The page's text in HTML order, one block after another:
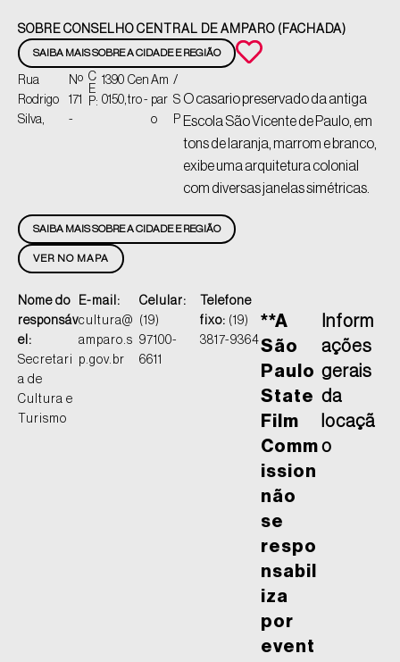
SOBRE CONSELHO CENTRAL DE AMPARO (FACHADA)
SAIBA MAIS SOBRE A CIDADE E REGIÃO
Rua
Rodrigo
Silva,
Nº
171
-
C
E
P:
1390
0150,
Cen
tro -
Am
par
o
/
S
P
O casario preservado da antiga
Escola São Vicente de Paulo, em
tons de laranja, marrom e branco,
exibe uma arquitetura colonial
com diversas janelas simétricas.
VER NO MAPA
SAIBA MAIS SOBRE A CIDADE E REGIÃO
Nome do
responsáv
el:
Secretari
a de
Cultura e
Turismo
E-mail:
cultura@
amparo.s
p.gov.br
Celular:
(19)
97100-
6611
Telefone
fixo: (19)
3817-9364
**A
São
Paulo
State
Film
Comm
ission
não
se
respo
nsabil
iza
por
event
Inform
ações
gerais
da
locaçã
o